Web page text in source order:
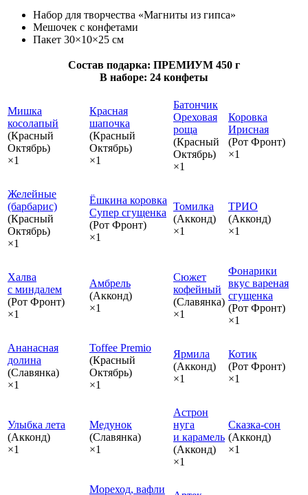
Набор для творчества «Магниты из гипса»
Мешочек с конфетами
Пакет 30×10×25 см
Состав подарка: ПРЕМИУМ 450 г
В наборе: 24 конфеты
Мишка
косолапый
(Красный
Октябрь)
×1
Красная
шапочка
(Красный
Октябрь)
×1
Батончик
Ореховая
роща
(Красный
Октябрь)
×1
Коровка
Ирисная
(Рот Фронт)
×1
Желейные
(барбарис)
(Красный
Октябрь)
×1
Ёшкина коровка
Супер сгущенка
(Рот Фронт)
×1
Томилка
(Акконд)
×1
ТРИО
(Акконд)
×1
Халва
с миндалем
(Рот Фронт)
×1
Амбрель
(Акконд)
×1
Сюжет
кофейный
(Славянка)
×1
Фонарики
вкус вареная
сгущенка
(Рот Фронт)
×1
Ананасная
долина
(Славянка)
×1
Toffee Premio
(Красный
Октябрь)
×1
Ярмила
(Акконд)
×1
Котик
(Рот Фронт)
×1
Улыбка лета
(Акконд)
×1
Медунок
(Славянка)
×1
Астрон
нуга
и карамель
(Акконд)
×1
Сказка‑сон
(Акконд)
×1
Мореход, вафли